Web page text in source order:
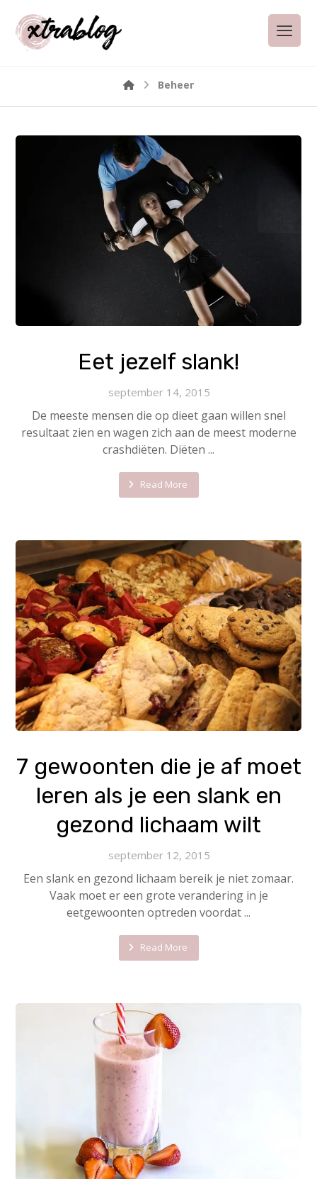
Beheer
Eet jezelf slank!
september 14, 2015
De meeste mensen die op dieet gaan willen snel
resultaat zien en wagen zich aan de meest moderne
crashdiëten. Diëten ...
Read More
7 gewoonten die je af moet
leren als je een slank en
gezond lichaam wilt
september 12, 2015
Een slank en gezond lichaam bereik je niet zomaar.
Vaak moet er een grote verandering in je
eetgewoonten optreden voordat ...
Read More